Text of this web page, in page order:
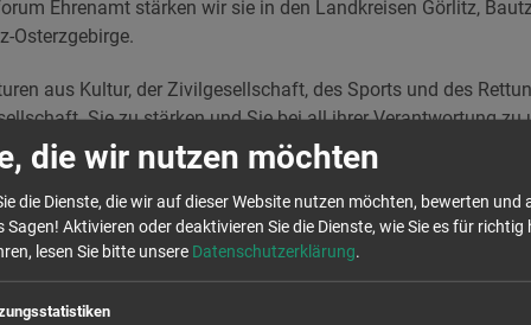
Ehrenamt stärken wir sie in den Landkreisen Görlitz,
Osterzgebirge.
aus Kultur, der Zivilgesellschaft, des Sports und des
Sie zu stärken und Sie bei all ihrer Verantwortung
Jahres initiierten WeiterbildungsforumsEhrenamt in den
Sächsischen Schweiz-Osterzgebirge.
über Fördermittelmanagement bis
die wir nutzen möchten
die Dienste, die wir auf dieser Website nutzen möchten, bewerten und
Sagen! Aktivieren oder deaktivieren Sie die Dienste, wie Sie es für richtig
lesen Sie bitte unsere Datenschutzerklärung.